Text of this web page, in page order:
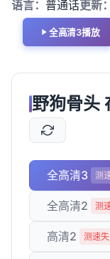
语言： 普通话更新：
全高清3播放
野狗骨头
全高清3 测
全高清2 测
高清2 测速